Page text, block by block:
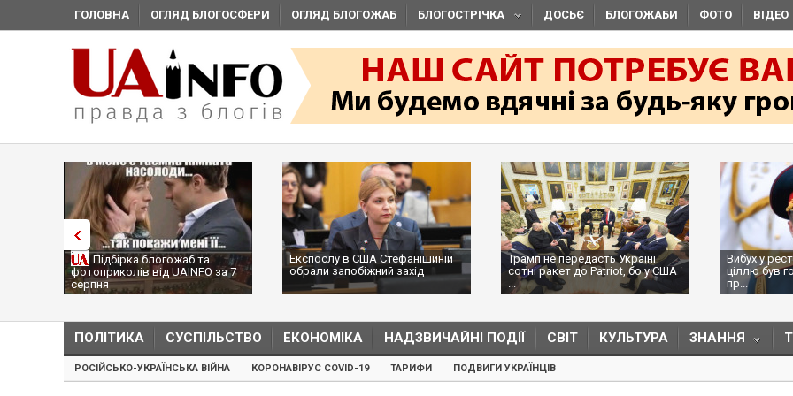
ГОЛОВНА ОГЛЯД БЛОГОСФЕРИ ОГЛЯД БЛОГОЖАБ БЛОГОСТРІЧКА ДОСЬЄ БЛОГОЖАБИ ФОТО ВІДЕО
Підбірка блогожаб та
фотоприколів від UAINFO за 7
серпня
Експослу в США Стефанішиній
обрали запобіжний захід
Трамп не передасть Україні
сотні ракет до Patriot, бо у США
...
Вибух у
ціллю був
пр...
ПОЛІТИКА СУСПІЛЬСТВО ЕКОНОМІКА НАДЗВИЧАЙНІ ПОДІЇ СВІТ КУЛЬТУРА ЗНАННЯ
РОСІЙСЬКО-УКРАЇНСЬКА ВІЙНА КОРОНАВІРУС COVID-19 ТАРИФИ ПОДВИГИ УКРАЇНЦІВ